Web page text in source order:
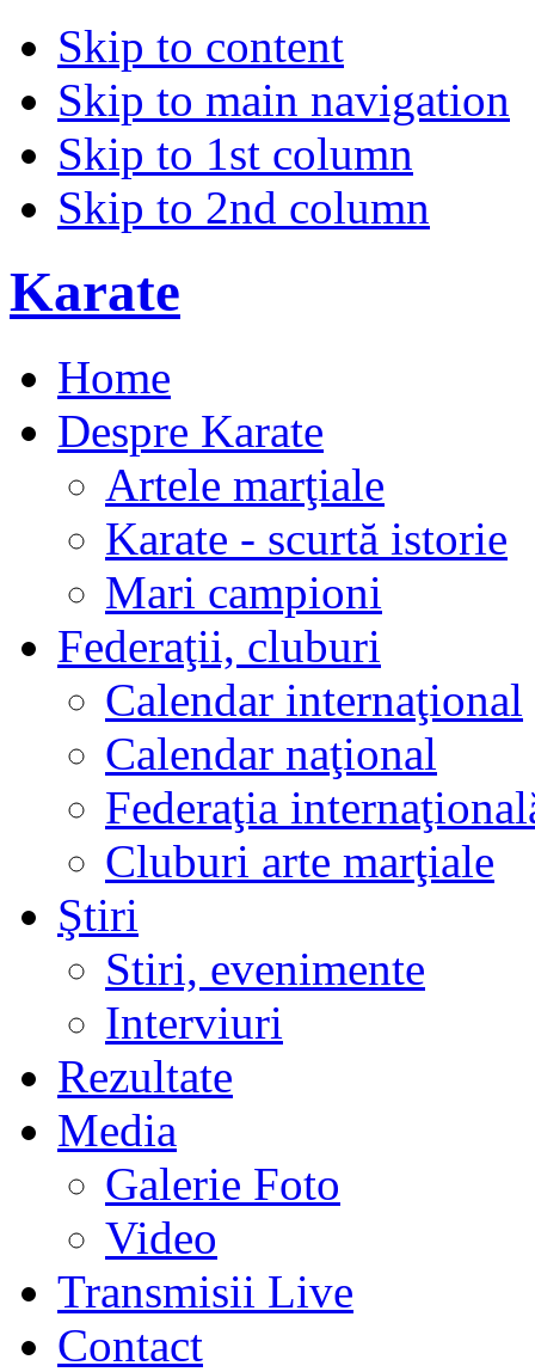
Skip to content
Skip to main navigation
Skip to 1st column
Skip to 2nd column
Karate
Home
Despre Karate
Artele marţiale
Karate - scurtă istorie
Mari campioni
Federaţii, cluburi
Calendar internaţional
Calendar naţional
Federaţia
Cluburi arte marţiale
Ştiri
Stiri, evenimente
Interviuri
Rezultate
Media
Galerie Foto
Video
Transmisii Live
Contact